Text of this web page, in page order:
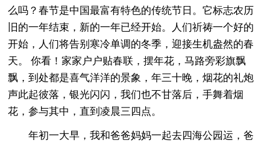
么吗？春节是中国最富有特色的传统节日。它标志农历
旧的一年结束，新的一年已经开始。人们祈祷一个好的
开始，人们将告别寒冷单调的冬季，迎接生机盎然的春
天。 你看！家家户户贴春联，摆年花，马路旁彩旗飘
飘，到处都是喜气洋洋的景象，年三十晚，烟花的礼炮
声此起彼落，银光闪闪，我们也不甘落后，手舞着烟
花，参与其中，直到凌晨三四点。
年初一大早，我和爸爸妈妈一起去四海公园运，爸